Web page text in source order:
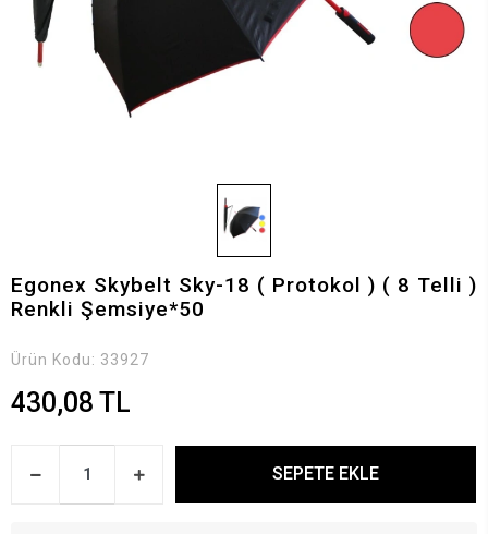
Egonex Skybelt Sky-18 ( Protokol ) ( 8 Telli )
Renkli Şemsiye*50
Ürün Kodu: 33927
430,08 TL
SEPETE EKLE